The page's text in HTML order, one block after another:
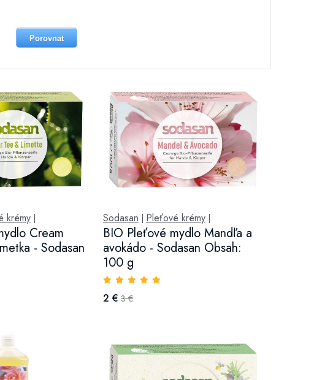
Porovnat
krémy|
Cream
- Sodasan
Sodasan Pleťové krémy|
BIO Pleťové mydlo Mandľa a
avokádo - Sodasan Obsah:
100 g
2 € 3 €